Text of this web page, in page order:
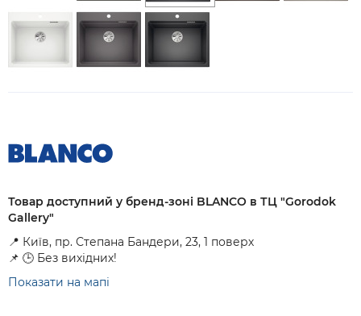
Товар доступний у бренд-зоні BLANCO в ТЦ "Gorodok
Gallery"
📍 Київ, пр. Степана Бандери, 23, 1 поверх
📌 🕒 Без вихідних!
Показати на мапі